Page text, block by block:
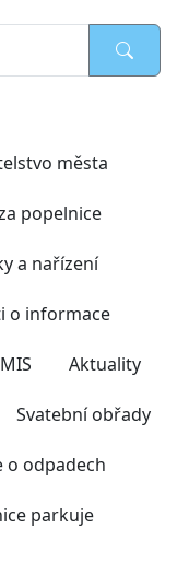
města
popelnice
a nařízení
o informace
Aktuality
Svatební obřady
o odpadech
parkuje